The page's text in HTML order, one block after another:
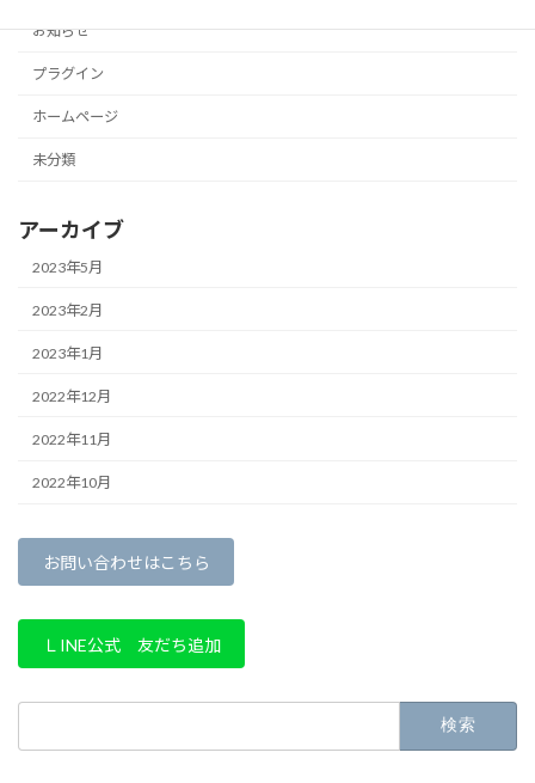
お知らせ
プラグイン
ホームページ
未分類
アーカイブ
2023年5月
2023年2月
2023年1月
2022年12月
2022年11月
2022年10月
お問い合わせはこちら
ＬINE公式 友だち追加